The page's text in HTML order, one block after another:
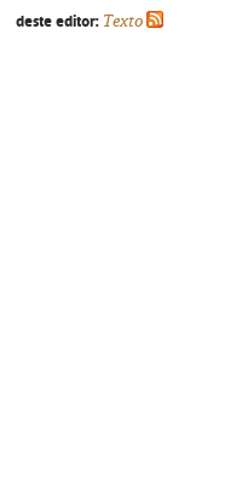
deste editor: Texto